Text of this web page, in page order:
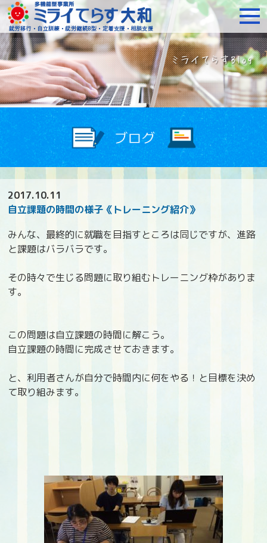
障がいをお持ちの方へ
2017.10.11
自立課題の時間の様子《トレーニング紹介》
みんな、最終的に就職を目指すところは同じですが、進路
と課題はバラバラです。
その時々で生じる問題に取り組むトレーニング枠がありま
す。
この問題は自立課題の時間に解こう。
自立課題の時間に完成させておきます。
と、利用者さんが自分で時間内に何をやる！と目標を決め
て取り組みます。